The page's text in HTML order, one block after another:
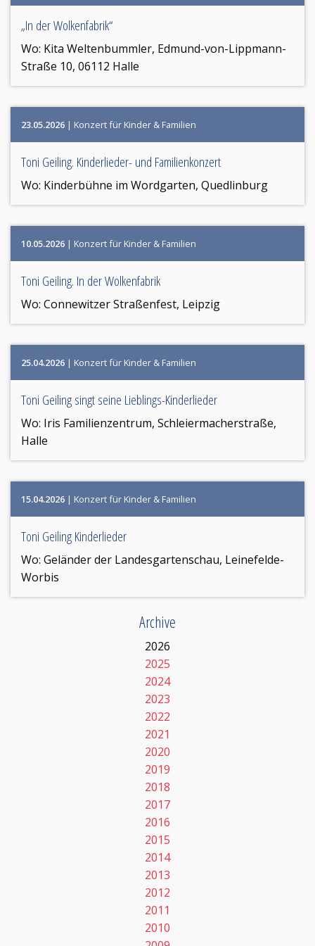
„In der Wolkenfabrik“
Wo: Kita Weltenbummler, Edmund-von-Lippmann-
Straße 10, 06112 Halle
23.05.2026 | Konzert für Kinder & Familien
Toni Geiling. Kinderlieder- und Familienkonzert
Wo: Kinderbühne im Wordgarten, Quedlinburg
10.05.2026 | Konzert für Kinder & Familien
Toni Geiling. In der Wolkenfabrik
Wo: Connewitzer Straßenfest, Leipzig
25.04.2026 | Konzert für Kinder & Familien
Toni Geiling singt seine Lieblings-Kinderlieder
Wo: Iris Familienzentrum, Schleiermacherstraße,
Halle
15.04.2026 | Konzert für Kinder & Familien
Toni Geiling Kinderlieder
Wo: Geländer der Landesgartenschau, Leinefelde-
Worbis
Archive
2026
2025
2024
2023
2022
2021
2020
2019
2018
2017
2016
2015
2014
2013
2012
2011
2010